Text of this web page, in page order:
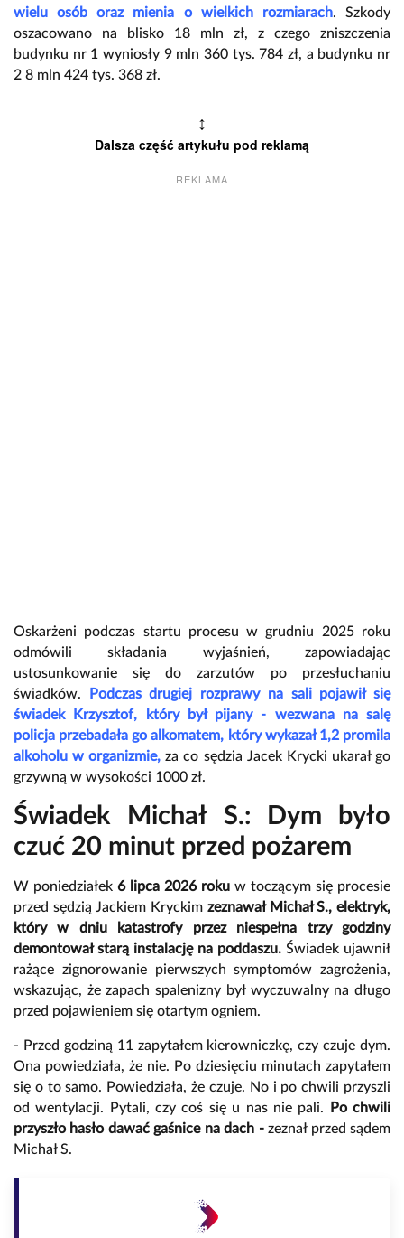
wielu osób oraz mienia o wielkich rozmiarach. Szkody
oszacowano na blisko 18 mln zł, z czego zniszczenia
budynku nr 1 wyniosły 9 mln 360 tys. 784 zł, a budynku nr
2 8 mln 424 tys. 368 zł.
↕
Dalsza część artykułu pod reklamą
REKLAMA
Oskarżeni podczas startu procesu w grudniu 2025 roku
odmówili składania wyjaśnień, zapowiadając
ustosunkowanie się do zarzutów po przesłuchaniu
świadków.
Podczas drugiej rozprawy na sali pojawił się
świadek Krzysztof, który był pijany - wezwana na salę
policja przebadała go alkomatem, który wykazał 1,2 promila
alkoholu w organizmie, za co sędzia Jacek Krycki ukarał go
grzywną w wysokości 1000 zł.
Świadek Michał S.: Dym było
czuć 20 minut przed pożarem
W poniedziałek 6 lipca 2026 roku w toczącym się procesie
przed sędzią Jackiem Kryckim zeznawał Michał S., elektryk,
który w dniu katastrofy przez niespełna trzy godziny
demontował starą instalację na poddaszu. Świadek ujawnił
rażące zignorowanie pierwszych symptomów zagrożenia,
wskazując, że zapach spalenizny był wyczuwalny na długo
przed pojawieniem się otartym ogniem.
- Przed godziną 11 zapytałem kierowniczkę, czy czuje dym.
Ona powiedziała, że nie. Po dziesięciu minutach zapytałem
się o to samo. Powiedziała, że czuje. No i po chwili przyszli
od wentylacji. Pytali, czy coś się u nas nie pali.
Po chwili
przyszło hasło dawać gaśnice na dach -zeznał przed sądem
Michał S.